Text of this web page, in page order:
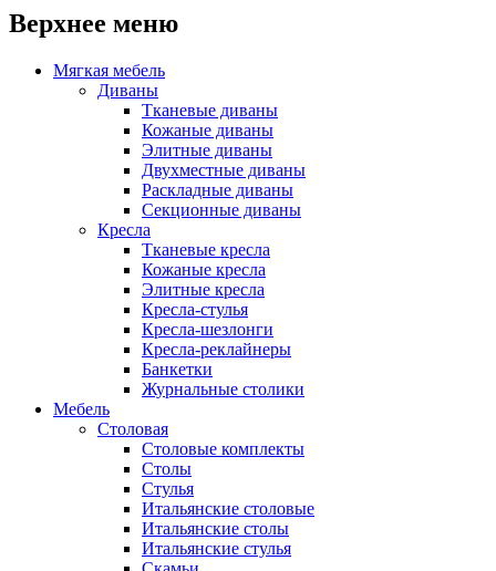
Верхнее меню
Мягкая мебель
Диваны
Тканевые диваны
Кожаные диваны
Элитные диваны
Двухместные диваны
Раскладные диваны
Секционные диваны
Кресла
Тканевые кресла
Кожаные кресла
Элитные кресла
Кресла-стулья
Кресла-шезлонги
Кресла-реклайнеры
Банкетки
Журнальные столики
Мебель
Столовая
Столовые комплекты
Столы
Стулья
Итальянские столовые
Итальянские столы
Итальянские стулья